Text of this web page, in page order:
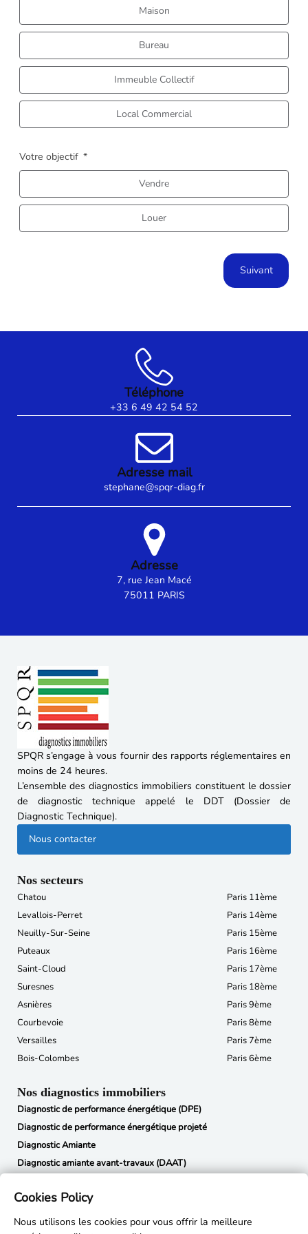
Maison
Bureau
Immeuble Collectif
Local Commercial
Votre objectif
Vendre
Louer
Suivant
Téléphone
+33 6 49 42 54 52
Adresse mail
stephane@spqr-diag.fr
Adresse
7, rue Jean Macé
75011 PARIS
SPQR s’engage à vous fournir des rapports réglementaires en
moins de 24 heures.
L’ensemble des diagnostics immobiliers constituent le dossier
de diagnostic technique appelé le DDT (Dossier de
Diagnostic Technique).
Nous contacter
Nos secteurs
Chatou
Levallois-Perret
Neuilly-Sur-Seine
Puteaux
Saint-Cloud
Suresnes
Asnières
Courbevoie
Versailles
Bois-Colombes
Paris 11ème
Paris 14ème
Paris 15ème
Paris 16ème
Paris 17ème
Paris 18ème
Paris 9ème
Paris 8ème
Paris 7ème
Paris 6ème
Nos diagnostics immobiliers
Diagnostic de performance énergétique (DPE)
Diagnostic de performance énergétique projeté
Diagnostic Amiante
Diagnostic amiante avant-travaux (DAAT)
État des risques et pollutions (ERP)
Métrage Loi Carrez
Cookies Policy
Nous utilisons les cookies pour vous offrir la meilleure